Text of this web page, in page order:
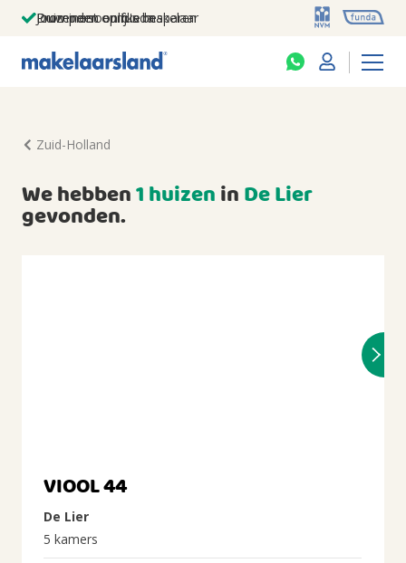
Jouw persoonlijke makelaar
Duizenden euro's besparen
Prominent op funda
Zuid-Holland
We hebben1 huizeninDe Lier
gevonden.
VIOOL 44
De Lier
5 kamers